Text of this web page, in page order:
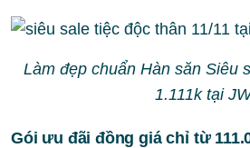
Làm đẹp chuẩn Hàn săn Siêu
1.111k tại
Gói ưu đãi đồng giá chỉ từ